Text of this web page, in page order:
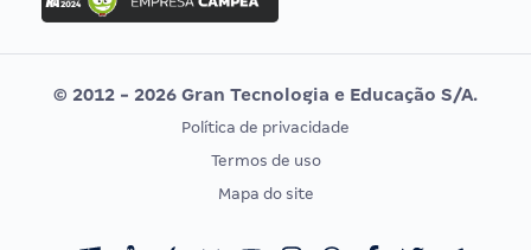
Concurso MPU
Editais publicados
Vunesp
CONCURSOS POR PROFISSÃO
Concursos Fiscais
EXAME DE ORDEM
Calendário OAB
© 2012 - 2026 Gran Tecnologia e Educação S/A.
Política de privacidade
Termos de uso
Mapa do site